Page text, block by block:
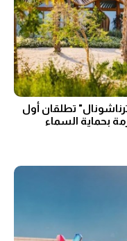
تطلقان أول
بحماية السماء